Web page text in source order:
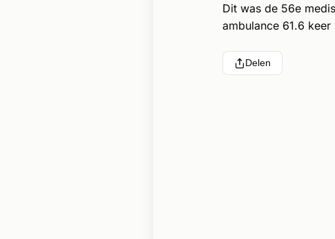
Dit was de 56e
ambulance 61.6
Delen